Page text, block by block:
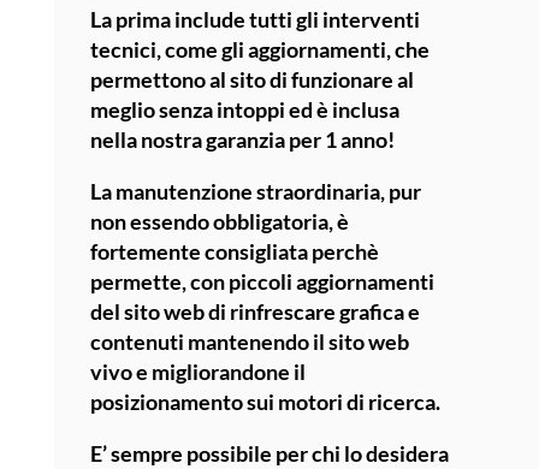
La prima include tutti gli interventi
tecnici, come gli aggiornamenti, che
permettono al sito di funzionare al
meglio senza intoppi ed è inclusa
nella nostra garanzia per 1 anno!
Lamanutenzione straordinaria, pur
non essendo obbligatoria, è
fortemente consigliata perchè
permette, con piccoli aggiornamenti
del sito web di rinfrescare grafica e
contenuti mantenendo il sito web
vivo e migliorandone il
posizionamento sui motori di ricerca.
E’ sempre possibile per chi lo desidera